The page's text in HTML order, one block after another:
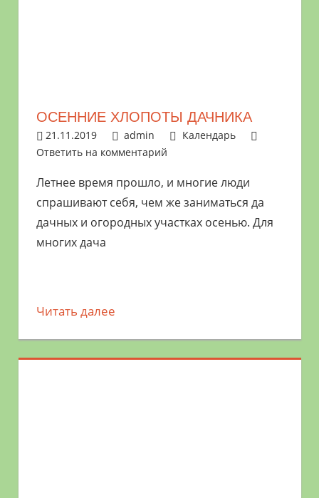
ОСЕННИЕ ХЛОПОТЫ ДАЧНИКА
21.11.2019 admin
Календарь
Ответить на комментарий
Летнее время прошло, и многие люди
спрашивают себя, чем же заниматься да
дачных и огородных участках осенью. Для
многих дача
Читать далее